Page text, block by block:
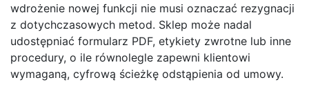
wdrożenie nowej funkcji nie musi oznaczać rezygnacji
z dotychczasowych metod. Sklep może nadal
udostępniać formularz PDF, etykiety zwrotne lub inne
procedury, o ile równolegle zapewni klientowi
wymaganą, cyfrową ścieżkę odstąpienia od umowy.